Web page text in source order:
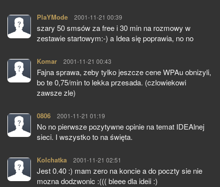
PlaYMode pisze:
2001-11-21 00:39
szary 50 smsów za free i 30 min na rozmowy w
zestawie startowym:-) a Idea się poprawia, no no
Komar pisze:
2001-11-21 00:43
Fajna sprawa, zeby tylko jeszcze cene WPAu obnizyli,
bo te 0,75/min to lekka przesada. (czlowiekowi
zawsze zle)
0806 pisze:
2001-11-21 01:19
No no pierwsze pozytywne opinie na temat IDEAlnej
sieci. I wszystko to na święta.
Kolchatka pisze:
2001-11-21 02:51
Jest 0.40 :) mam zero na koncie a do poczty sie nie
mozna dodzwonic :((( bleee dla ideii :)